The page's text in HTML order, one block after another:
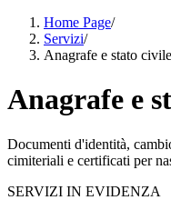
Home Page/
Servizi/
Anagrafe e stato civile
Anagrafe e
Documenti d'identità,
cimiteriali e certificati per
SERVIZI IN EVIDENZA